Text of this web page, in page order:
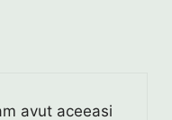
avut aceeasi